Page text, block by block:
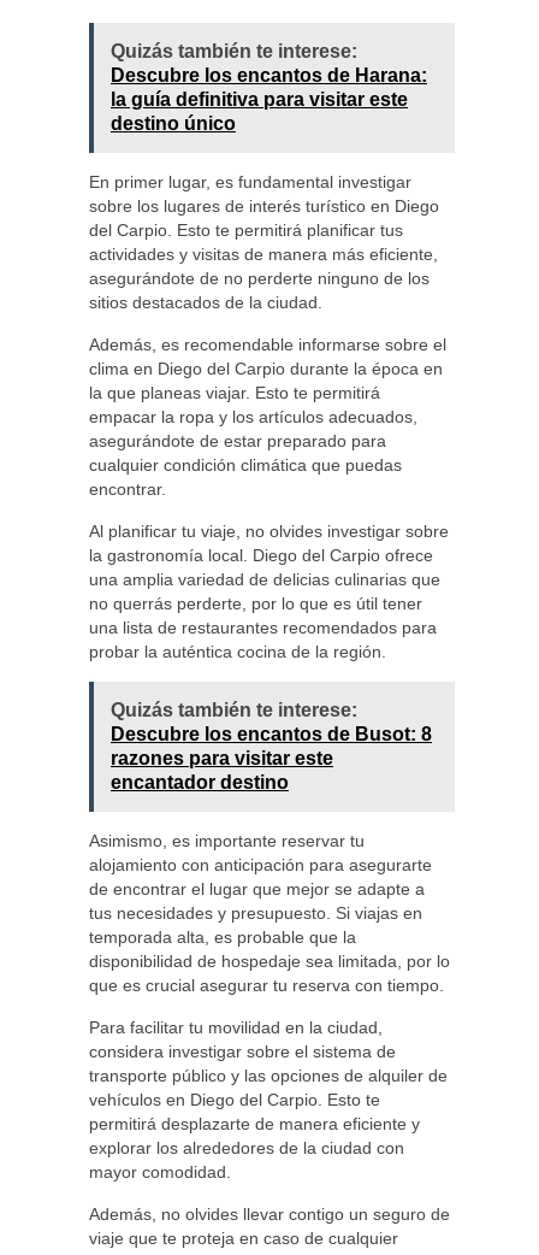
Quizás también te interese:
Descubre los encantos de Harana:
la guía definitiva para visitar este
destino único
En primer lugar, es fundamental investigar
sobre los lugares de interés turístico en Diego
del Carpio. Esto te permitirá planificar tus
actividades y visitas de manera más eficiente,
asegurándote de no perderte ninguno de los
sitios destacados de la ciudad.
Además, es recomendable informarse sobre el
clima en Diego del Carpio durante la época en
la que planeas viajar. Esto te permitirá
empacar la ropa y los artículos adecuados,
asegurándote de estar preparado para
cualquier condición climática que puedas
encontrar.
Al planificar tu viaje, no olvides investigar sobre
la gastronomía local. Diego del Carpio ofrece
una amplia variedad de delicias culinarias que
no querrás perderte, por lo que es útil tener
una lista de restaurantes recomendados para
probar la auténtica cocina de la región.
Quizás también te interese:
Descubre los encantos de Busot: 8
razones para visitar este
encantador destino
Asimismo, es importante reservar tu
alojamiento con anticipación para asegurarte
de encontrar el lugar que mejor se adapte a
tus necesidades y presupuesto. Si viajas en
temporada alta, es probable que la
disponibilidad de hospedaje sea limitada, por lo
que es crucial asegurar tu reserva con tiempo.
Para facilitar tu movilidad en la ciudad,
considera investigar sobre el sistema de
transporte público y las opciones de alquiler de
vehículos en Diego del Carpio. Esto te
permitirá desplazarte de manera eficiente y
explorar los alrededores de la ciudad con
mayor comodidad.
Además, no olvides llevar contigo un seguro de
viaje que te proteja en caso de cualquier